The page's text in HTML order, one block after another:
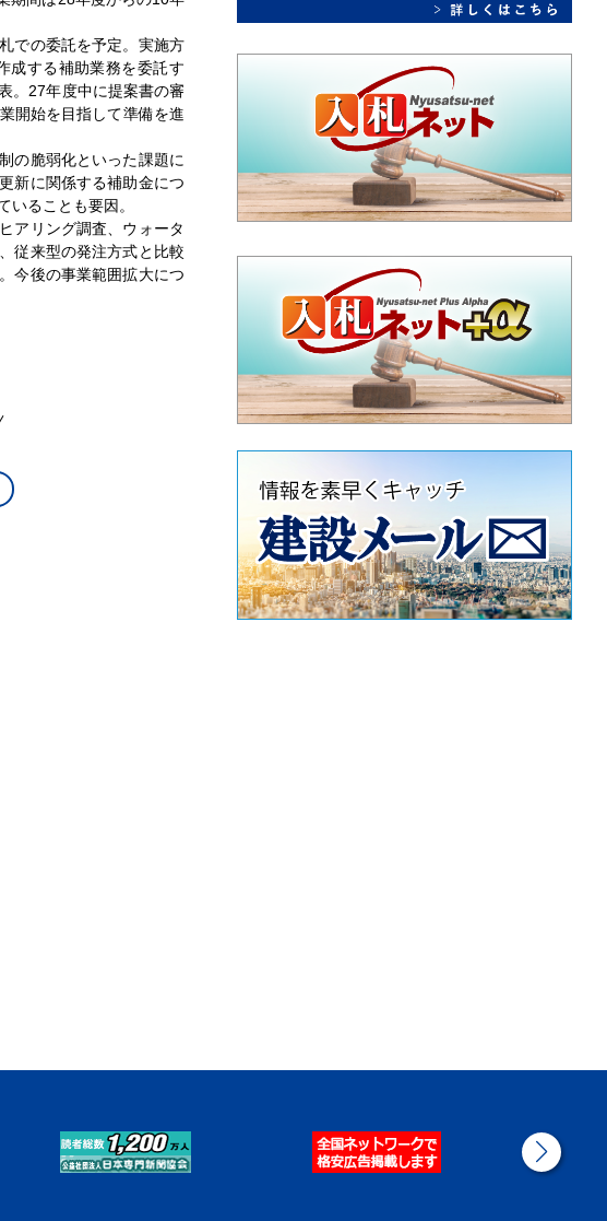
での委託を予定。実施方
成する補助業務を委託す
。27年度中に提案書の審
開始を目指して準備を進
の脆弱化といった課題に
新に関係する補助金につ
ることも要因。
アリング調査、ウォータ
従来型の発注方式と比較
今後の事業範囲拡大につ